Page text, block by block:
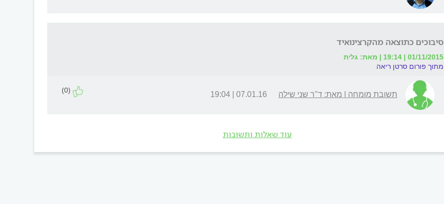
סיבוכים כתוצאה מהקרצינואיד
01/11/2015 | 19:14 | מאת: גלית
מתוך פורום סרטן ריאה
תשובת מומחה | מאת: ד"ר שני שילה 07.01.16 | 19:04
(0)
עוד שאלות ותשובות